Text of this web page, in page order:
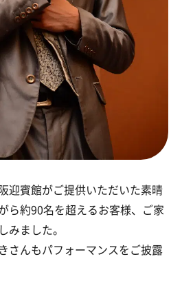
迎賓館がご提供いただいた素晴
ら約90名を超えるお客様、ご家
みました。
さんもパフォーマンスをご披露